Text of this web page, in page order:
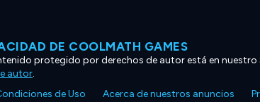
DE COOLMATH GAMES
protegido por derechos de autor está en nuestro
autor.
de Uso Acerca de nuestros anuncios